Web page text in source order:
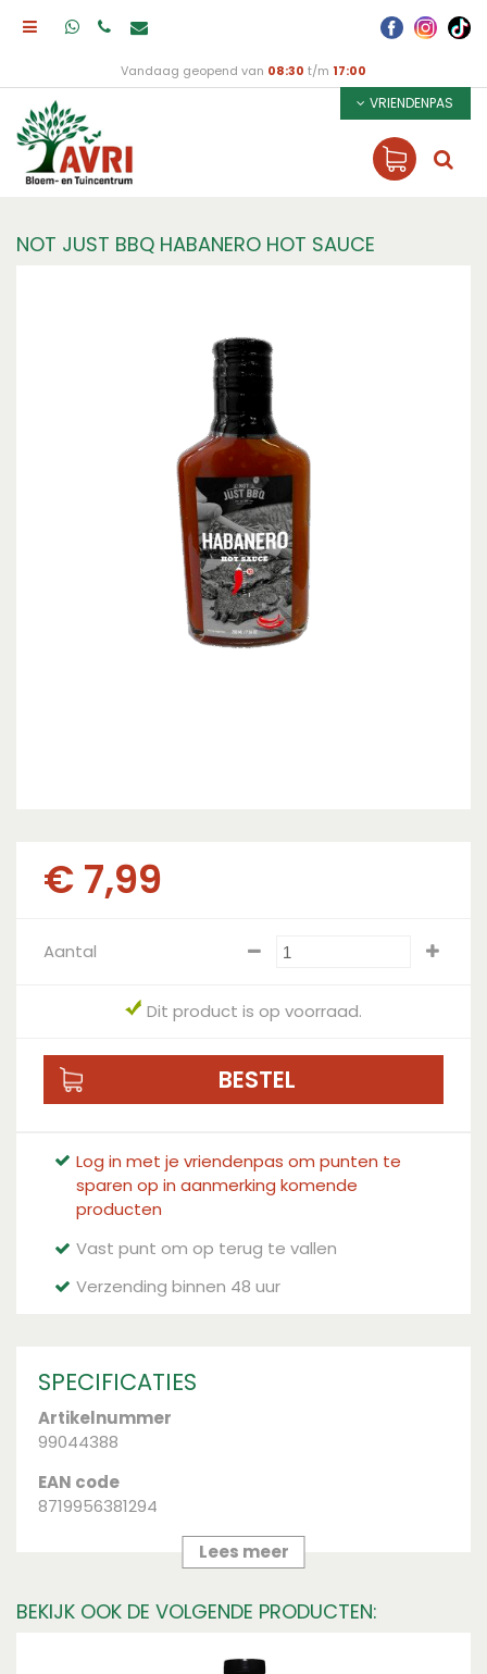
Vandaag geopend van 08:30 t/m 17:00
VRIENDENPAS
NOT JUST BBQ HABANERO HOT SAUCE
€7,99
Aantal
Dit product is op voorraad.
Log in met je vriendenpas om punten te
sparen op in aanmerking komende
producten
Vast punt om op terug te vallen
Verzending binnen 48 uur
SPECIFICATIES
Artikelnummer
99044388
EAN code
8719956381294
Inhoud
Lees meer
BEKIJK OOK DE VOLGENDE PRODUCTEN: